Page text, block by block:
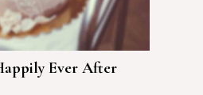
Ever After